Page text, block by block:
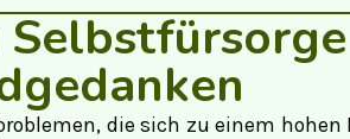
die sich zu einem hohen